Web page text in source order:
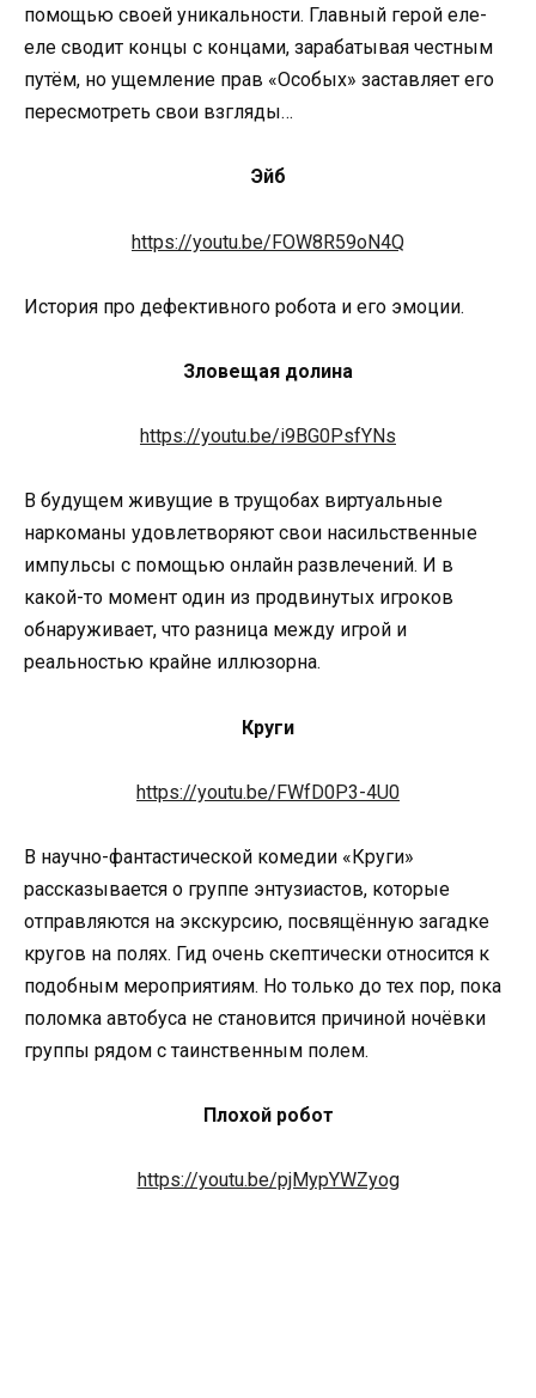
помощью своей уникальности. Главный герой еле-
еле сводит концы с концами, зарабатывая честным
путём, но ущемление прав «Особых» заставляет его
пересмотреть свои взгляды…
Эйб
https://youtu.be/FOW8R59oN4Q
История про дефективного робота и его эмоции.
Зловещая долина
https://youtu.be/i9BG0PsfYNs
В будущем живущие в трущобах виртуальные
наркоманы удовлетворяют свои насильственные
импульсы с помощью онлайн развлечений. И в
какой-то момент один из продвинутых игроков
обнаруживает, что разница между игрой и
реальностью крайне иллюзорна.
Круги
https://youtu.be/FWfD0P3-4U0
В научно-фантастической комедии «Круги»
рассказывается о группе энтузиастов, которые
отправляются на экскурсию, посвящённую загадке
кругов на полях. Гид очень скептически относится к
подобным мероприятиям. Но только до тех пор, пока
поломка автобуса не становится причиной ночёвки
группы рядом с таинственным полем.
Плохой робот
https://youtu.be/pjMypYWZyog